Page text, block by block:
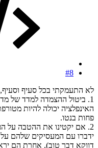
#8
לא התעמקתי בכל סעיף
האינפלציה יכולה להיות
פחות בנטו.
2. אם יקטינו את ההטבה על
ידברו עם המעסיקים שלהם
דווקא דבר טוב), אחרת הם